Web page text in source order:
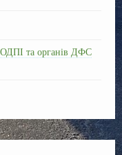
ОДПІ та органів ДФС